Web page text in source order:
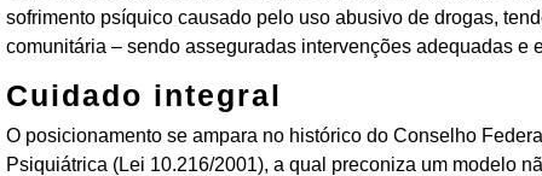
sofrimento psíquico causado pelo uso abusivo de drogas,
comunitária – sendo asseguradas intervenções adequadas
Cuidado integral
O posicionamento se ampara no histórico do Conselho
Psiquiátrica (Lei 10.216/2001), a qual preconiza um modelo